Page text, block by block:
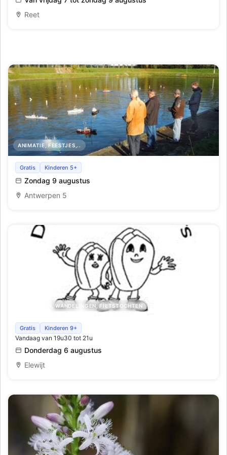
Reet
ANIMATIE, FEESTJES,..
Wedstrijd voor stoomaaangedreven en radiobestuurde
modelschepen
Gratis Kinderen 5+
Zondag 9 augustus
Antwerpen 5
UITSTAPPEN, WANDELINGEN, FIETSTOCHTEN
Donderdagavond wandeltocht zomerreeks
Gratis Kinderen 9+
Vandaag van 19u30 tot 21u
Donderdag 6 augustus
Elewijt